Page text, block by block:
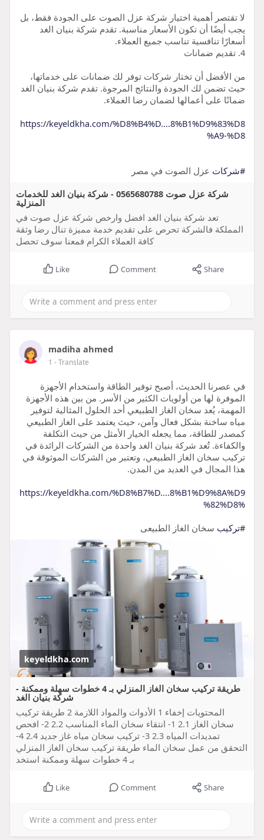
لا تقتصر أهمية اختيار شركة عزل الصوت على الجودة فقط، بل
يجب أيضًا أن تكون الأسعار مناسبة. تقدم شركة بنيان الغد
أسعارًا تنافسية تناسب جميع العملاء.
4. تقديم ضمانات
من الأفضل أن تختار شركات توفر لك ضمانات على خدماتها،
حيث تضمن لك الجودة والنتائج المرجوة. تقدم شركة بنيان الغد
ضمانًا على أعمالها لضمان رضا العملاء.
https://keyeldkha.com/%D8%B4%D....8%B1%D9%83%D8
%A9-%D8
#شركات عزل الصوت في مصر
شركة عزل صوت 0565680788 - شركة بنيان الغد للخدمات
المنزلية
تعد شركة بنيان الغد افضل وارخص شركة عزل صوت في
المملكة فالشركة تحرص على تقديم خدمة مميزة تنال رضا وثقة
كافة العملاء الكرام فمعنا سوف تحصل
Like Comment Share
madiha ahmed
1 - Translate
في عصرنا الحديث، أصبح توفير الطاقة واستخدام الأجهزة
الموفرة لها من أولويات الكثير من الأسر. من بين هذه الأجهزة
المهمة، يُعد سخان الغاز الطبيعي أحد الحلول المثالية لتوفير
مياه ساخنة بشكل فعال وآمن، حيث يعتمد على الغاز الطبيعي
كمصدر للطاقة، مما يجعله الخيار الأمثل من حيث التكلفة
والكفاءة. تُعد شركة بنيان الغد واحدة من الشركات الرائدة في
تركيب سخان الغاز الطبيعي، وتعتبر من الشركات الموثوقة في
هذا المجال في العديد من المدن.
https://keyeldkha.com/%D8%B7%D....8%B1%D9%8A%D9
%82%D8%
#تركيب سخان الغاز الطبيعى
keyeldkha.com
طريقة تركيب سخان الغاز المنزلي بـ 4 خطوات سهلة وممكنة -
شركة بنيان الغد
المحتويات إخفاء 1 الأدوات والمواد اللازمة 2 طريقة تركيب
سخان الغاز 2.1 1- انتقاء سخان الماء المناسب 2.2 2- افحص
تمديدات المياه 2.3 3- تركيب سخان مياه غاز جديد 2.4 4-
التحقق من عمل سخان الماء طريقة تركيب سخان الغاز المنزلي
بـ 4 خطوات سهلة وممكنة استخد
Like Comment Share